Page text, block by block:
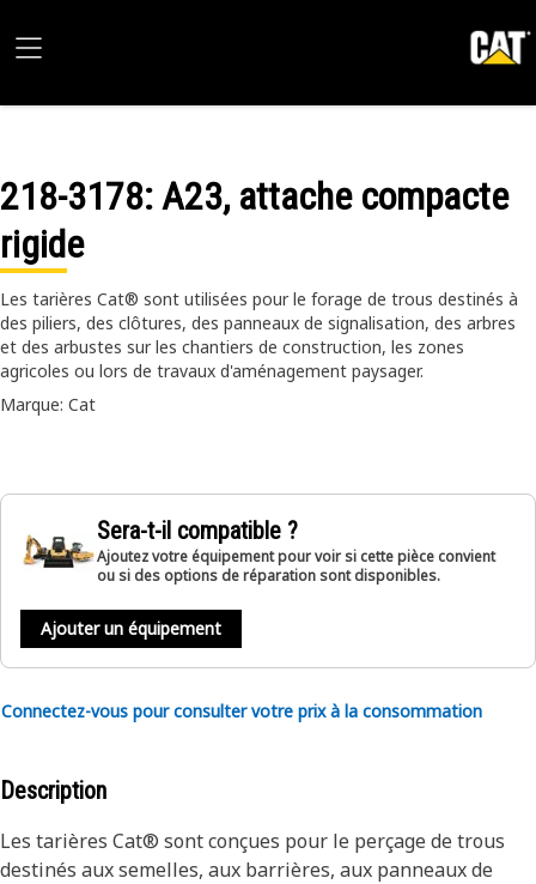
218-3178: A23, attache compacte
rigide
Les tarières Cat® sont utilisées pour le forage de trous destinés à
des piliers, des clôtures, des panneaux de signalisation, des arbres
et des arbustes sur les chantiers de construction, les zones
agricoles ou lors de travaux d'aménagement paysager.
Marque: Cat
Sera-t-il compatible ?
Ajoutez votre équipement pour voir si cette pièce convient
ou si des options de réparation sont disponibles.
Ajouter un équipement
Connectez-vous pour consulter votre prix à la consommation
Description
Les tarières Cat® sont conçues pour le perçage de trous
destinés aux semelles, aux barrières, aux panneaux de